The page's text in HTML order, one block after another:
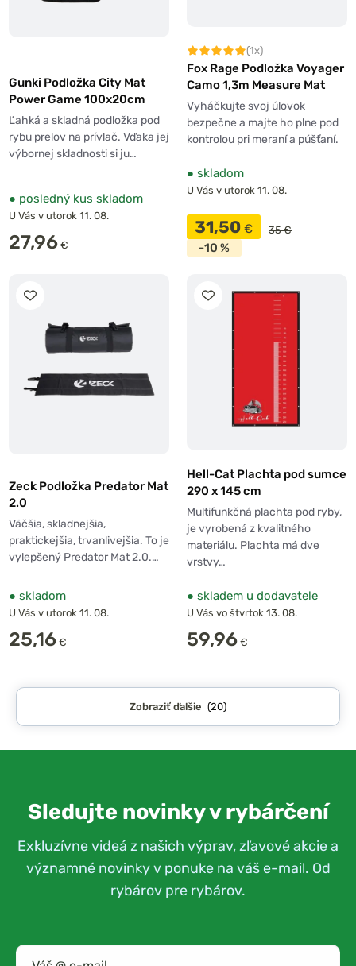
Gunki Podložka City Mat
Power Game 100x20cm
Ľahká a skladná podložka pod
rybu prelov na prívlač. Vďaka jej
výbornej skladnosti si ju…
● posledný kus skladom
U Vás v utorok 11. 08.
27,96 €
(1x)
Fox Rage Podložka Voyager
Camo 1,3m Measure Mat
Vyháčkujte svoj úlovok
bezpečne a majte ho plne pod
kontrolou pri meraní a púšťaní.
● skladom
U Vás v utorok 11. 08.
31,50 € 35 €
-10 %
Zeck Podložka Predator Mat
2.0
Väčšia, skladnejšia,
praktickejšia, trvanlivejšia. To je
vylepšený Predator Mat 2.0.…
● skladom
U Vás v utorok 11. 08.
25,16 €
Hell-Cat Plachta pod sumce
290 x 145 cm
Multifunkčná plachta pod ryby,
je vyrobená z kvalitného
materiálu. Plachta má dve
vrstvy…
● skladem u dodavatele
U Vás vo štvrtok 13. 08.
59,96 €
Zobraziť ďalšie (20)
Sledujte novinky v rybárčení
Exkluzívne videá z našich výprav, zľavové akcie a
významné novinky v ponuke na váš e-mail. Od
rybárov pre rybárov.